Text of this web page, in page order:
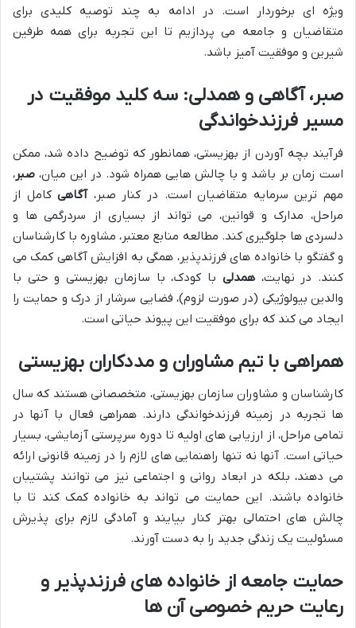
ویژه ای برخوردار است. در ادامه به چند توصیه کلیدی برای
متقاضیان و جامعه می پردازیم تا این تجربه برای همه طرفین
شیرین و موفقیت آمیز باشد.
صبر، آگاهی و همدلی: سه کلید موفقیت در
مسیر فرزندخواندگی
فرآیند بچه آوردن از بهزیستی، همانطور که توضیح داده شد، ممکن
است زمان بر باشد و با چالش هایی همراه شود. در این میان، صبر،
مهم ترین سرمایه متقاضیان است. در کنار صبر،آگاهیکامل از
مراحل، مدارک و قوانین، می تواند از بسیاری از سردرگمی ها و
دلسردی ها جلوگیری کند. مطالعه منابع معتبر، مشاوره با کارشناسان
و گفتگو با خانواده های فرزندپذیر، همگی به افزایش آگاهی کمک می
کنند. در نهایت،همدلی با کودک، با سازمان بهزیستی و حتی با
والدین بیولوژیکی (در صورت لزوم)، فضایی سرشار از درک و حمایت را
ایجاد می کند که برای موفقیت این پیوند حیاتی است.
همراهی با تیم مشاوران و مددکاران بهزیستی
کارشناسان و مشاوران سازمان بهزیستی، متخصصانی هستند که سال
ها تجربه در زمینه فرزندخواندگیدارند. همراهی فعال با آنها در
تمامی مراحل، از ارزیابی های اولیه تا دوره سرپرستی آزمایشی، بسیار
حیاتی است. آنها نه تنها راهنمایی های لازم را در زمینه قانونی ارائه
می دهند، بلکه در ابعاد روانی و اجتماعی نیز می توانند پشتیبان
خانواده باشند. این حمایت می تواند به خانواده کمک کند تا با
چالش های احتمالی بهتر کنار بیایند و آمادگی لازم برای پذیرش
مسئولیت یک زندگی جدید را به دست آورند.
حمایت جامعه از خانواده های فرزندپذیر و
رعایت حریم خصوصی آن ها